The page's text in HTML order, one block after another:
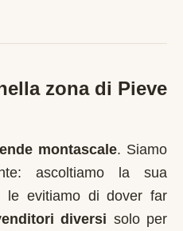
zona di Pieve
montascale. Siamo
ascoltiamo la sua
le evitiamo di dover far
diversi solo per